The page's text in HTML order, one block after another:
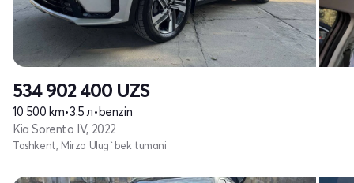
534 902 400 UZS
10 500 km•3.5 л• benzin
Kia Sorento IV, 2022
Toshkent, Mirzo Ulug`bek tumani